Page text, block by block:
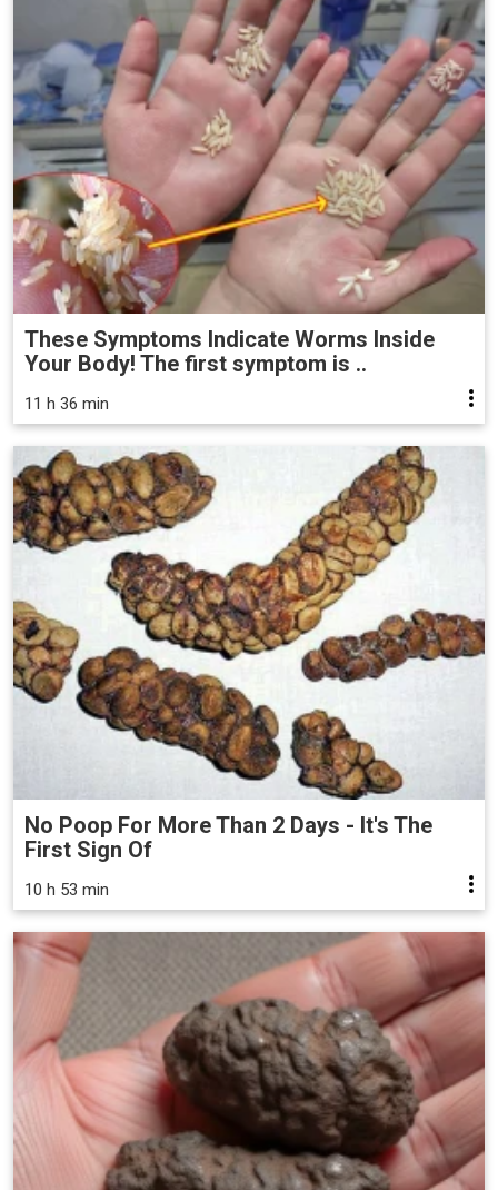
These Symptoms Indicate Worms Inside
Your Body! The first symptom is ..
11 h 36 min
No Poop For More Than 2 Days - It's The
First Sign Of
10 h 53 min